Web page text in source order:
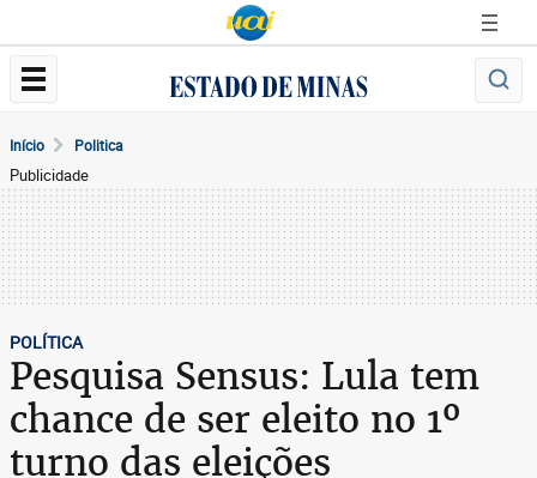
Início Politica
Publicidade
POLÍTICA
Pesquisa Sensus: Lula tem
chance de ser eleito no 1º
turno das eleições